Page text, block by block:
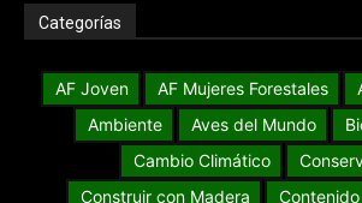
Categorías
AF Joven AF Mujeres Forestales
Ambiente
Aves del Mundo
Cambio Climático
Construir con Madera